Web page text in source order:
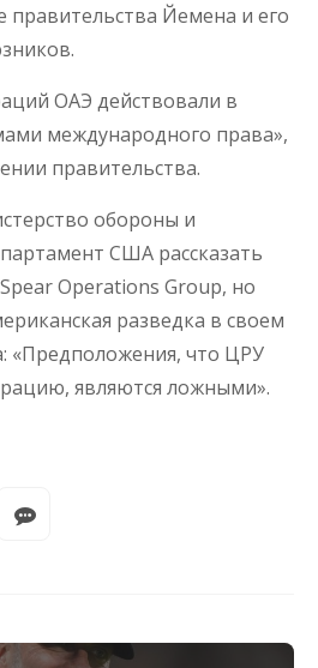
правительства Йемена и его
ОАЭ действовали в
международного права»,
правительства.
обороны и
США рассказать
Operations Group, но
разведка в своем
«Предположения, что ЦРУ
являются ложными».